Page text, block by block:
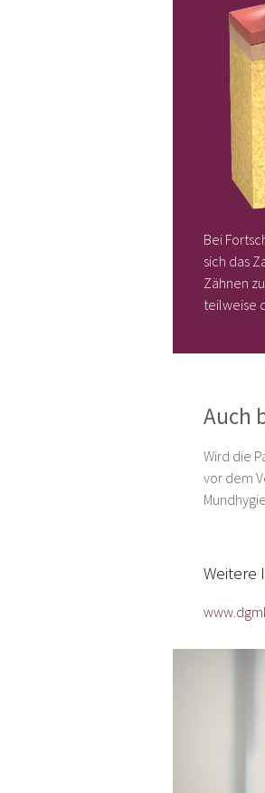
Bei
sich das
Zähnen
teilweise
Auch
Wird die
vor dem
Weitere